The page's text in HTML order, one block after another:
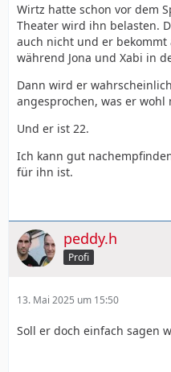
Wirtz hatte schon vor dem
Theater wird ihn belasten.
auch nicht und er bekommt
während Jona und Xabi in
Dann wird er
angesprochen, was er wohl
Und er ist 22.
Ich kann gut
für ihn ist.
peddy.h
Profi
13. Mai 2025 um 15:50
Soll er doch einfach sagen